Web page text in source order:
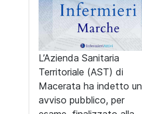
L’Azienda Sanitaria
Territoriale (AST) di
Macerata ha indetto un
avviso pubblico, per